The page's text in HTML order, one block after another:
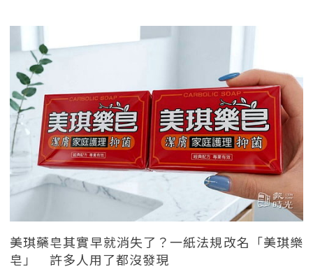
美琪藥皂其實早就消失了？一紙法規改名「美琪樂
皂」 許多人用了都沒發現